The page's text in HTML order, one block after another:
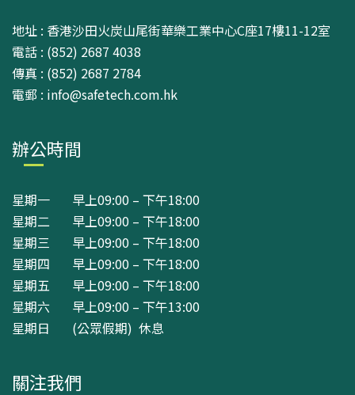
地址 : 香港沙田火炭山尾街華樂工業中心C座17樓11-12室
電話 : (852) 2687 4038
傳真 : (852) 2687 2784
電郵 : info@safetech.com.hk
辦公時間
星期一 早上09:00 – 下午18:00
星期二 早上09:00 – 下午18:00
星期三 早上09:00 – 下午18:00
星期四 早上09:00 – 下午18:00
星期五 早上09:00 – 下午18:00
星期六 早上09:00 – 下午13:00
星期日 (公眾假期) 休息
關注我們